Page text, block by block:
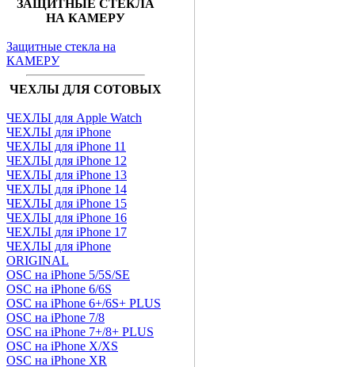
ЗАЩИТНЫЕ СТЕКЛА
НА КАМЕРУ
Защитные стекла на
КАМЕРУ
ЧЕХЛЫ ДЛЯ СОТОВЫХ
ЧЕХЛЫ для Apple Watch
ЧЕХЛЫ для iPhone
ЧЕХЛЫ для iPhone 11
ЧЕХЛЫ для iPhone 12
ЧЕХЛЫ для iPhone 13
ЧЕХЛЫ для iPhone 14
ЧЕХЛЫ для iPhone 15
ЧЕХЛЫ для iPhone 16
ЧЕХЛЫ для iPhone 17
ЧЕХЛЫ для iPhone
ORIGINAL
OSC на iPhone 5/5S/SE
OSC на iPhone 6/6S
OSC на iPhone 6+/6S+ PLUS
OSC на iPhone 7/8
OSC на iPhone 7+/8+ PLUS
OSC на iPhone X/XS
OSC на iPhone XR